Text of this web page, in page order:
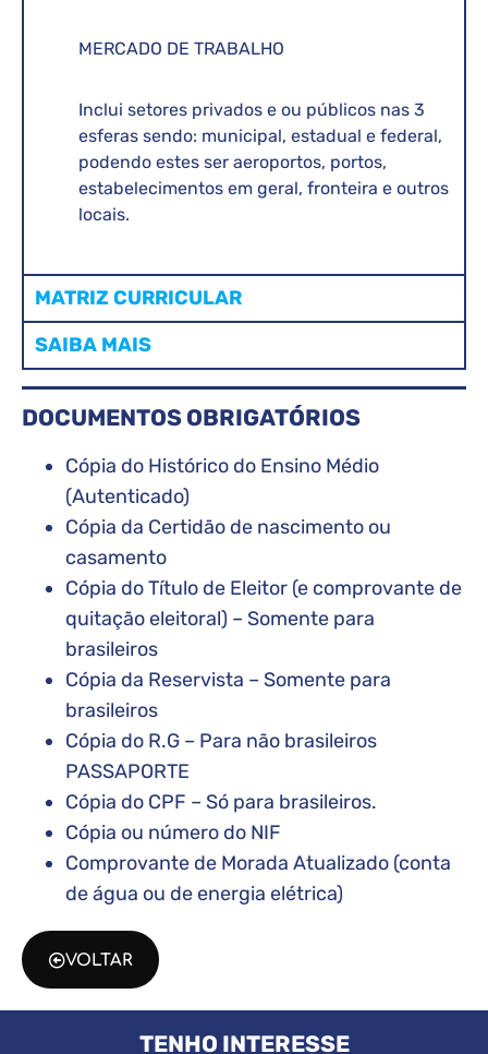
MERCADO DE TRABALHO
Inclui setores privados e ou públicos nas 3
esferas sendo: municipal, estadual e federal,
podendo estes ser aeroportos, portos,
estabelecimentos em geral, fronteira e outros
locais.
MATRIZ CURRICULAR
SAIBA MAIS
DOCUMENTOS OBRIGATÓRIOS
Cópia do Histórico do Ensino Médio
(Autenticado)
Cópia da Certidão de nascimento ou
casamento
Cópia do Título de Eleitor (e comprovante de
quitação eleitoral) – Somente para
brasileiros
Cópia da Reservista – Somente para
brasileiros
Cópia do R.G – Para não brasileiros
PASSAPORTE
Cópia do CPF – Só para brasileiros.
Cópia ou número do NIF
Comprovante de Morada Atualizado (conta
de água ou de energia elétrica)
VOLTAR
TENHO INTERESSE